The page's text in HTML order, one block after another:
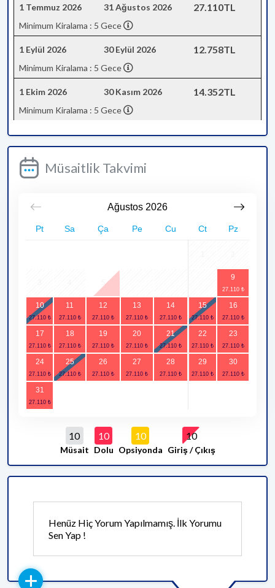
1 Temmuz 2026 31 Ağustos 2026 27.110TL
Minimum Kiralama : 5 Gece
1 Eylül 2026 30 Eylül 2026 12.758TL
Minimum Kiralama : 5 Gece
1 Ekim 2026 30 Kasım 2026 14.352TL
Minimum Kiralama : 5 Gece
Müsaitlik Takvimi
Ağustos 2026
Pt Sa Ça Pe Cu Ct Pz
5
9
10 11 12 13 14 15 16
17 18 19 20 21 22 23
24 25 26 27 28 29 30
31
10
Müsait
10
Dolu
10
Opsiyonda
10
Giriş / Çıkış
Henüz Hiç Yorum Yapılmamış. İlk Yorumu
Sen Yap !